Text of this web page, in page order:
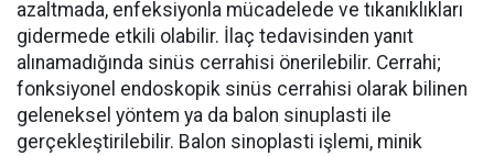
azaltmada, enfeksiyonla mücadelede ve tıkanıklıkları
gidermede etkili olabilir. İlaç tedavisinden yanıt
alınamadığında sinüs cerrahisi önerilebilir. Cerrahi;
fonksiyonel endoskopik sinüs cerrahisi olarak bilinen
geleneksel yöntem ya da balon sinuplasti ile
gerçekleştirilebilir. Balon sinoplasti işlemi, minik